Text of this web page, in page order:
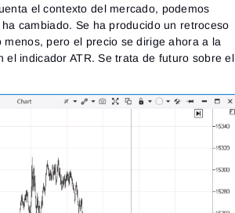
el contexto del mercado, podemos
cambiado. Se ha producido un retroceso
pero el precio se dirige ahora a la
indicador ATR. Se trata de futuro sobre el